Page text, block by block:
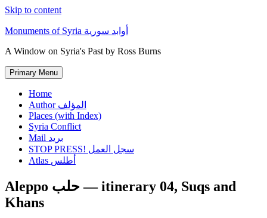
Skip to content
Monuments of Syria أوابد سورية
A Window on Syria's Past by Ross Burns
Primary Menu
Home
Author المؤلف
Places (with Index)
Syria Conflict
Mail بريد
STOP PRESS! سجل العمل
Atlas أطلس
Aleppo حلب — itinerary 04, Suqs and
Khans